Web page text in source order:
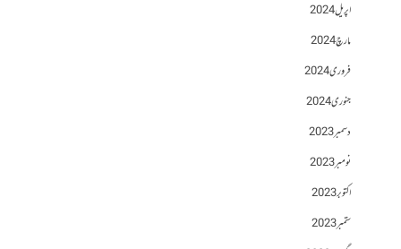
اپریل 2024
مارچ 2024
فروری 2024
جنوری 2024
دسمبر 2023
نومبر 2023
اکتوبر 2023
ستمبر 2023